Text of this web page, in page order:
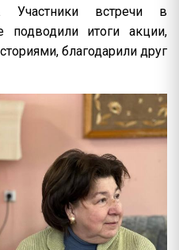
встречи в
подводили итоги акции,
благодарили друг